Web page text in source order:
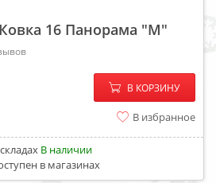
16 Панорама "М"
− +
В КОРЗИНУ
В избранное
В наличии
в магазинах